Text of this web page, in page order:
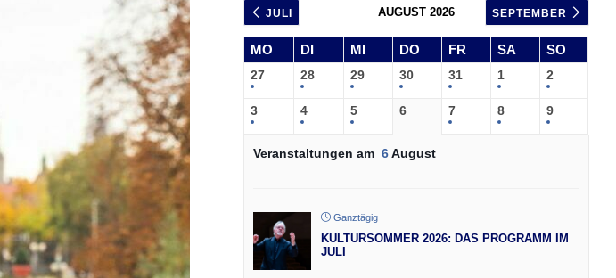
JULI AUGUST 2026 SEPTEMBER
MO DI MI DO FR SA SO
27 28 29 30 31 1 2
3 4 5 6 7 8 9
Veranstaltungen am 6August
Ganztägig
KULTURSOMMER 2026: DAS PROGRAMM IM
JULI